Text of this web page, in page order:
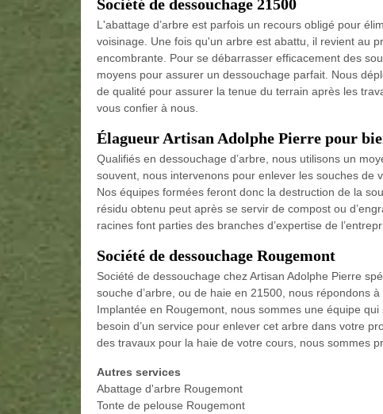
Société de dessouchage 21500
L'abattage d’arbre est parfois un recours obligé pour
voisinage. Une fois qu'un arbre est abattu, il revient au
encombrante. Pour se débarrasser efficacement des
moyens pour assurer un dessouchage parfait. Nous
de qualité pour assurer la tenue du terrain après les
vous confier à nous.
Élagueur Artisan Adolphe Pierre pour
Qualifiés en dessouchage d’arbre, nous utilisons un
souvent, nous intervenons pour enlever les souches de
Nos équipes formées feront donc la destruction de la
résidu obtenu peut après se servir de compost ou
racines font parties des branches d’expertise de
Société de dessouchage Rougemont
Société de dessouchage chez Artisan Adolphe Pierre
souche d’arbre, ou de haie en 21500, nous répondons
Implantée en Rougemont, nous sommes une équipe
besoin d’un service pour enlever cet arbre dans votre
des travaux pour la haie de votre cours, nous sommes
Autres services
Abattage d'arbre Rougemont
Tonte de pelouse Rougemont